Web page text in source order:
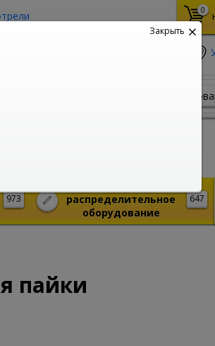
0
973 647
распределительное
оборудование
пайки
Закрыть